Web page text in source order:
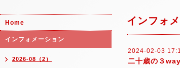
インフォ
2024-02-03
二十歳の３
Home
インフォメーション
2026-08（2）